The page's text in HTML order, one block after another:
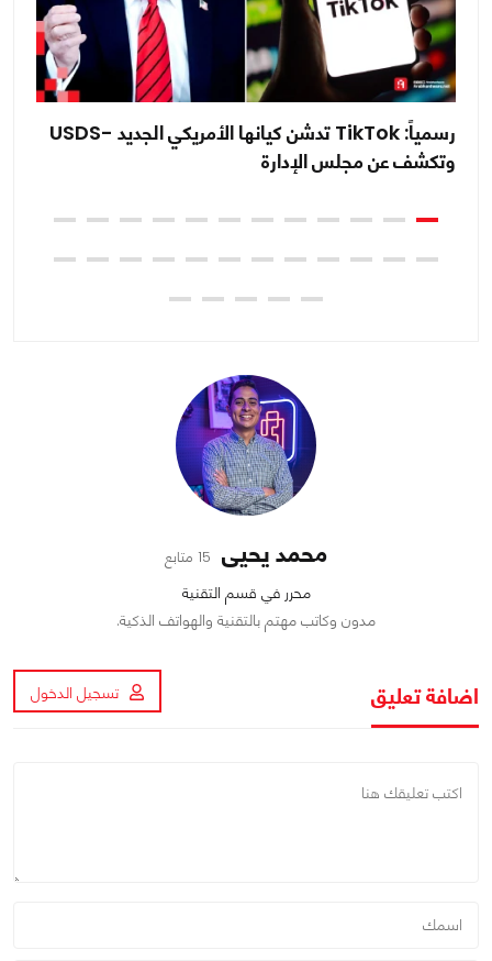
رسمياً: TikTok تدشن كيانها الأمريكي الجديد -USDS
وتكشف عن مجلس الإدارة
محمد يحيى 15 متابع
محرر في قسم التقنية
مدون وكاتب مهتم بالتقنية والهواتف الذكية.
اضافة تعليق تسجيل الدخول